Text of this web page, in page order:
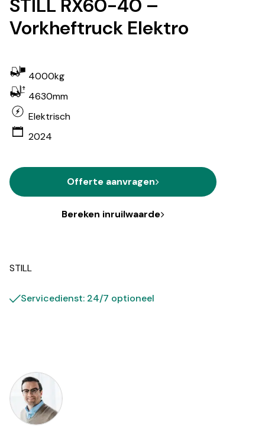
STILL RX60-40 –
Vorkheftruck Elektro
4000kg
4630mm
Elektrisch
2024
Offerte aanvragen
Bereken inruilwaarde
STILL
Servicedienst: 24/7 optioneel